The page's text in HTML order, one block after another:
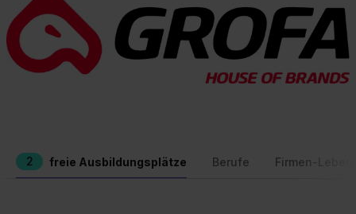
2 freie Ausbildungsplätze Berufe Firmen-